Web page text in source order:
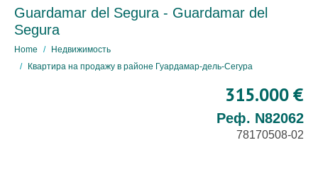
Guardamar del Segura - Guardamar del
Segura
Home
Недвижимость
Квартира на продажу в районе Гуардамар-дель-Сегура
315.000 €
Реф. N82062
78170508-02